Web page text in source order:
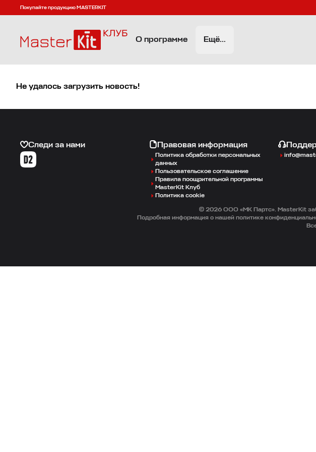
Покупайте продукцию MASTERKIT
О программе Ещё...
Не удалось загрузить новость!
Следи за нами Правовая информация
Политика обработки персональных
данных
Пользовательское соглашение
Правила поощрительной программы
MasterKit Клуб
Политика cookie
© 2026 ООО «МК Партс». MasterKit
Подробная информация о нашей политике